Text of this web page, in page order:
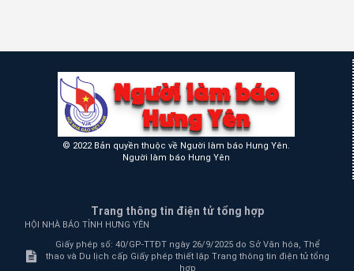
© 2022 Bản quyền thuộc về Người làm báo Hưng Yên.
Người làm báo Hưng Yên
Trang thông tin điện tử tổng hợp
HỘI NHÀ BÁO TỈNH HƯNG YÊN
Giấy phép số: 40/GP-TTĐT ngày 26/9/2025 do Sở Văn hóa, Thể
thao và Du lịch cấp Giấy phép thiết lập Trang thông tin điện tử tổng
hợp